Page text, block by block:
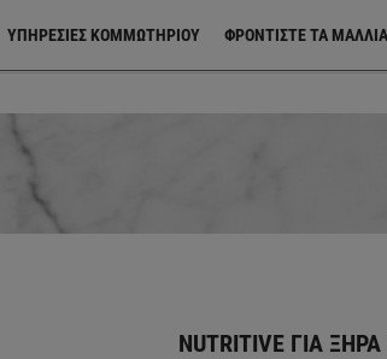
ΥΠΗΡΕΣΙΕΣ ΚΟΜΜΩΤΗΡΙΟΥ ΦΡΟΝΤΊΣΤΕ ΤΑ
NUTRITIVE ΓΙΑ